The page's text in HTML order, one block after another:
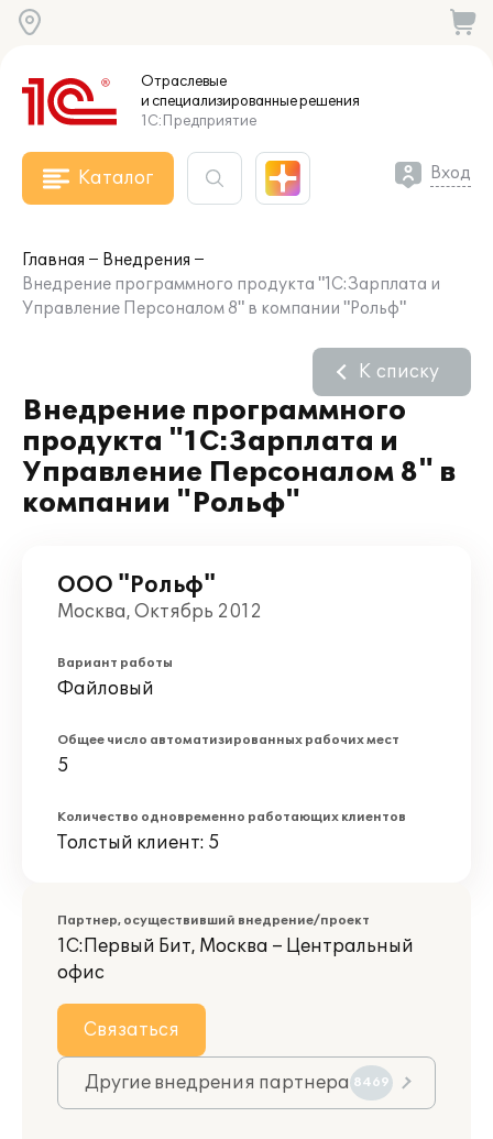
Отраслевые
и специализированныерешения
1С:Предприятие
Каталог Вход
Главная
Внедрения
Внедрение программного продукта "1С:Зарплата и
Управление Персоналом 8" в компании "Рольф"
Внедрение программного
продукта "1С:Зарплата и
Управление Персоналом 8" в
компании "Рольф"
К списку
ООО "Рольф"
Москва, Октябрь 2012
Вариант работы
Файловый
Общее число автоматизированных рабочих мест
5
Количество одновременно работающих клиентов
Толстый клиент: 5
Партнер, осуществивший внедрение/проект
1С:Первый Бит, Москва – Центральный
офис
Связаться
Другие внедрения партнера 8469